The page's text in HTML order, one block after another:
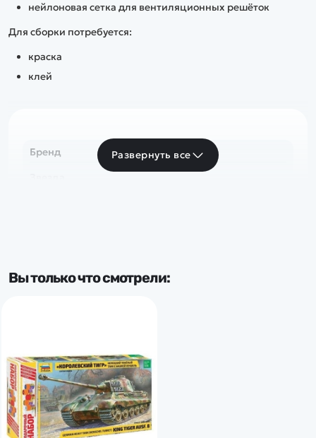
нейлоновая сетка для вентиляционных решёток
Для сборки потребуется:
краска
клей
Бренд
Развернуть все
Вы только что смотрели: